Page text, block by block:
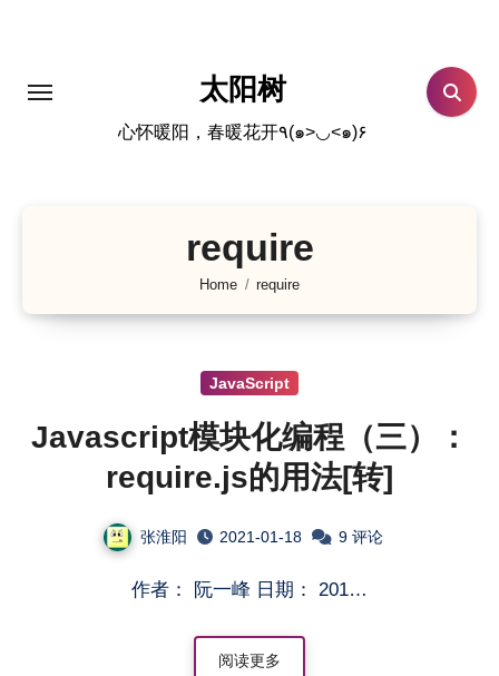
太阳树
心怀暖阳，春暖花开٩(๑>◡<๑)۶
require
Home require
JavaScript
Javascript模块化编程（三）：
require.js的用法[转]
张淮阳 2021-01-18 9 评论
作者： 阮一峰 日期： 201…
阅读更多